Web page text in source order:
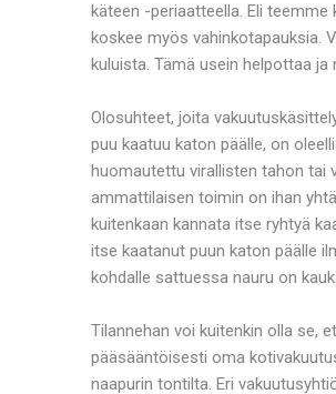
käteen -periaatteella. Eli teemme
koskee myös vahinkotapauksia.
kuluista. Tämä usein helpottaa
Olosuhteet, joita
puu kaatuu katon päälle, on
huomautettu virallisten tahon tai
ammattilaisen toimin on ihan
kuitenkaan kannata itse ryhtyä
itse kaatanut puun katon päälle
kohdalle sattuessa nauru on
Tilannehan voi kuitenkin olla se,
pääsääntöisesti oma
naapurin tontilta. Eri